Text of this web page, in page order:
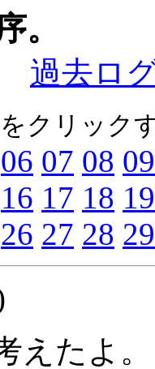
。
過去ロ
クリック
06 07 08 09
16 17 18 19
26 27 28 29
えたよ。